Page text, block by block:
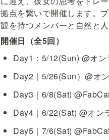
拠点を繋いで開催します。
観を持つメンバーと自然と
開催日（全5回）
Day1：5/12(Sun) @オン
Day2｜5/26(Sun）@オ
Day3｜6/8(Sat)
Day4｜6/22(Sat) @オン
Day5｜7/6(Sat)